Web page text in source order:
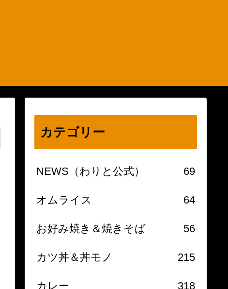
カテゴリー
NEWS（わりと公式） 69
オムライス 64
お好み焼き＆焼きそば 56
カツ丼＆丼モノ 215
カレー 318